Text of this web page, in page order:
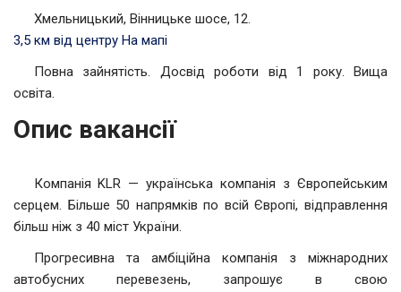
Хмельницький, Вінницьке шосе, 12.
3,5 км від центру На мапі
Повна зайнятість. Досвід роботи від 1 року. Вища
освіта.
Опис вакансії
Компанія KLR — українська компанія з Європейським
серцем. Більше 50 напрямків по всій Європі, відправлення
більш ніж з 40 міст України.
Прогресивна та амбіційна компанія з міжнародних
автобусних перевезень, запрошує в свою